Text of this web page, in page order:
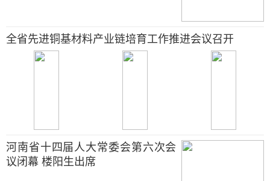
全省先进铜基材料产业链培育工作推进会议召开
河南省十四届人大常委会第六次会
议闭幕 楼阳生出席